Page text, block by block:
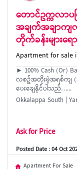
တောင်ဥက္ကလာ
အချက်အချာကျ
တိုက်ခန်းများရ
Apartment for sale
► 100% Cash (Or)
လစဥ်အတိုးမဲ့အရစ်ကျ
ပေးချေနိုင်ပါသည်…...
Okkalappa South |
Ask for Price
Posted Date : 04 Oct
Apartment For Sale